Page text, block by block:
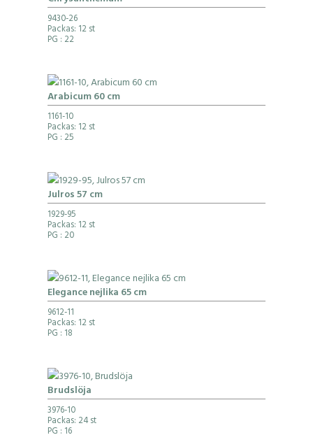
9430-26
Packas: 12 st
PG : 22
Arabicum 60 cm
1161-10
Packas: 12 st
PG : 25
Julros 57 cm
1929-95
Packas: 12 st
PG : 20
Elegance nejlika 65 cm
9612-11
Packas: 12 st
PG : 18
Brudslöja
3976-10
Packas: 24 st
PG : 16